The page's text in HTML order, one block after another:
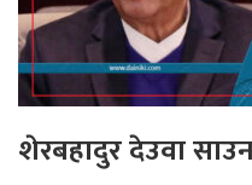
शेरबहादुर देउवा